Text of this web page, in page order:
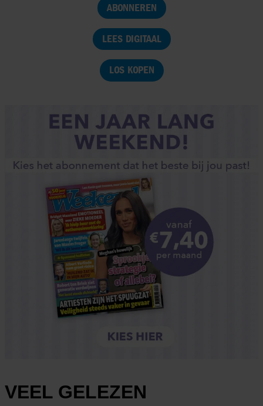
ABONNEREN
LEES DIGITAAL
LOS KOPEN